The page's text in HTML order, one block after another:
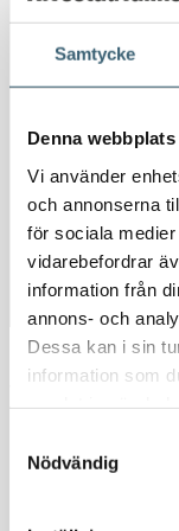
Samtycke
Denna
Vi använder
och annonserna
för sociala
vidarebefordrar
information från
annons- och
Dessa kan i sin
information som
Nödvändig
Uthyrning
Om oss
Nyheter
Kontakt
Hem/Butik/
vattenpumpar/